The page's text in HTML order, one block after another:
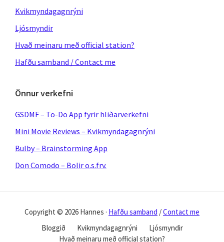
Kvikmyndagagnrýni
Ljósmyndir
Hvað meinaru með official station?
Hafðu samband / Contact me
Önnur verkefni
GSDMF – To-Do App fyrir hliðarverkefni
Mini Movie Reviews – Kvikmyndagagnrýni
Bulby – Brainstorming App
Don Comodo – Bolir o.s.frv.
Copyright © 2026 Hannes · Hafðu samband /Contact me
Bloggið
Kvikmyndagagnrýni
Ljósmyndir
Hvað meinaru með official station?